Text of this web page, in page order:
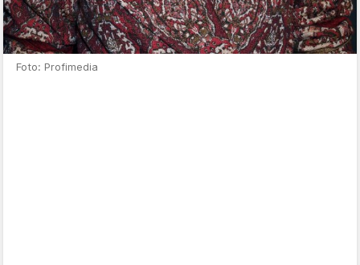
Foto: Profimedia